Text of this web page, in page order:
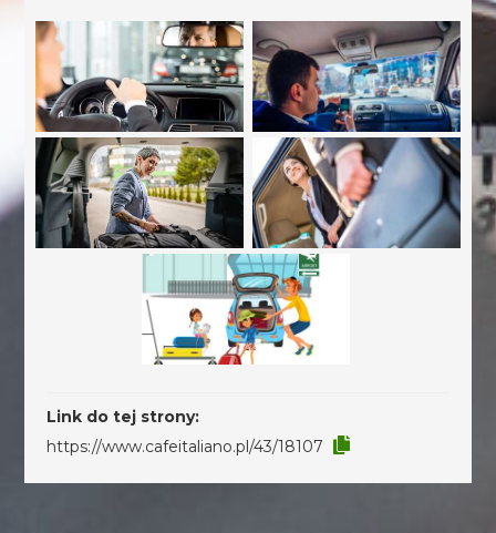
Link do tej strony:
https://www.cafeitaliano.pl/43/18107